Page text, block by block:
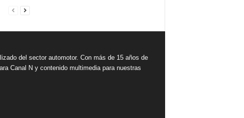
del sector automotor. Con más de 15 años de
Canal N y contenido multimedia para nuestras